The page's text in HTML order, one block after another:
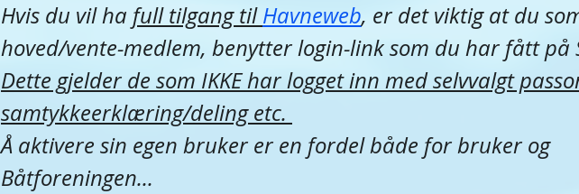
Hvis du vil ha full tilgang til Havneweb, er det viktig at du
hoved/vente-medlem, benytter login-link som du har fått på
Dette gjelder de som IKKE har logget inn med selvvalgt
samtykkeerklæring/deling etc.
Å aktivere sin egen bruker er en fordel både for bruker og
Båtforeningen...